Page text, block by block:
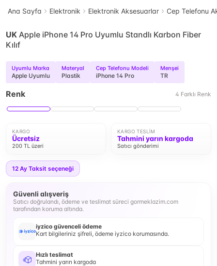
Ana Sayfa Elektronik Elektronik Aksesuarlar Cep Telefonu
UK Apple iPhone 14 Pro Uyumlu Standlı Karbon Fiber
Kılıf
Uyumlu Marka
Apple Uyumlu
Materyal
Plastik
Cep Telefonu Modeli
iPhone 14 Pro
Menşei
TR
Renk 4 Farklı Renk
KARGO
Ücretsiz
200 TL üzeri
KARGO TESLIM
Tahmini yarın kargoda
Satıcı gönderimi
12 Ay Taksit seçeneği
Güvenli alışveriş
Satıcı doğrulandı, ödeme ve teslimat süreci gormeklazim.com
tarafından koruma altında.
iyzico güvenceli ödeme
Kart bilgileriniz şifreli, ödeme iyzico korumasında.
Hızlı teslimat
Tahmini yarın kargoda